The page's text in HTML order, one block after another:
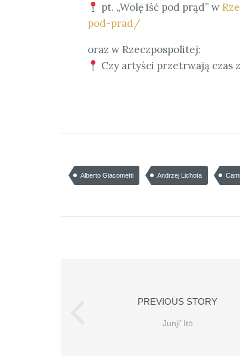
pt. „Wolę iść pod prąd” w
pod-prad/
oraz w Rzeczpospolitej:
Czy artyści przetrwają czas
Alberto Giacometti Andrzej Lichota
PREVIOUS STORY
Junji’ Itō